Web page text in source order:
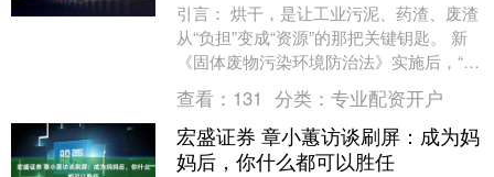
引言： 烘干，是让工业污泥、药渣、废渣
从“负担”变成“资源”的那把关键钥匙。 新
《固体废物污染环境防治法》实施后，“产
生者负责”与“资源化利用”成为硬约束。工
业....
查看： 131 分类： 专业配资开户
宏盛证券 章小蕙访谈刷屏：成为妈
妈后，你什么都可以胜任